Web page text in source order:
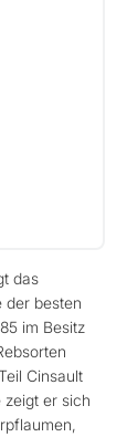
das
der besten
im Besitz
Cinsault
zeigt er sich